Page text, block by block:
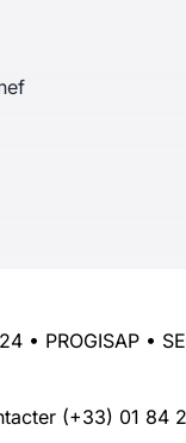
• PROGISAP •
(+33) 01 84